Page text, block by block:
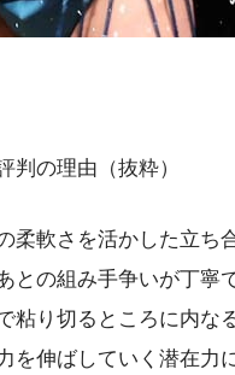
判の理由（抜粋）
柔軟さを活かした立ち
との組み手争いが丁寧
粘り切るところに内な
を伸ばしていく潜在力